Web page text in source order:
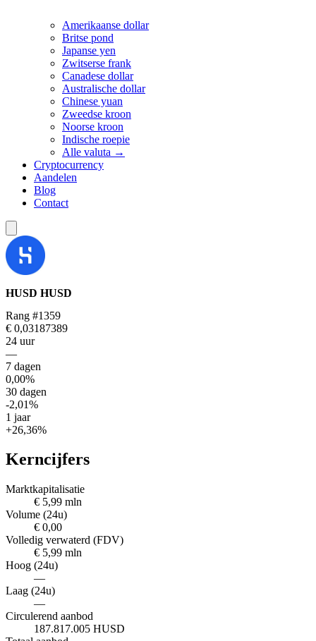
Amerikaanse dollar
Britse pond
Japanse yen
Zwitserse frank
Canadese dollar
Australische dollar
Chinese yuan
Zweedse kroon
Noorse kroon
Indische roepie
Alle valuta →
Cryptocurrency
Aandelen
Blog
Contact
HUSD HUSD
Rang #1359
€ 0,03187389
24 uur
—
7 dagen
0,00%
30 dagen
-2,01%
1 jaar
+26,36%
Kerncijfers
Marktkapitalisatie
€ 5,99 mln
Volume (24u)
€ 0,00
Volledig verwaterd (FDV)
€ 5,99 mln
Hoog (24u)
—
Laag (24u)
—
Circulerend aanbod
187.817.005 HUSD